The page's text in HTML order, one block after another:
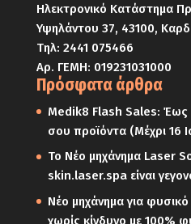
Ηλεκτρονικό Κατάστημα
Υψηλάντου 37, 43100,
Τηλ: 2441 075466
Αρ. ΓΕΜΗ: 019231031000
Πρόσφατα άρθρα
Medik8 Flash Sales: Έως
σου προϊόντα (Μέχρι 16
Το Νέο μηχάνημα Laser
skin.laser.spa είναι
Νέο μηχάνημα για
χωρίς κίνδυνο με 100%